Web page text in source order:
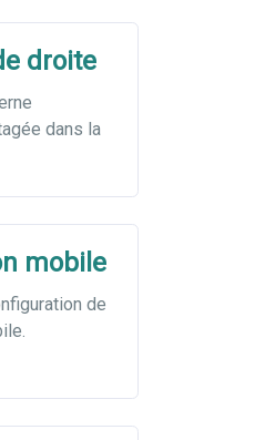
droite
dans la
mobile
de